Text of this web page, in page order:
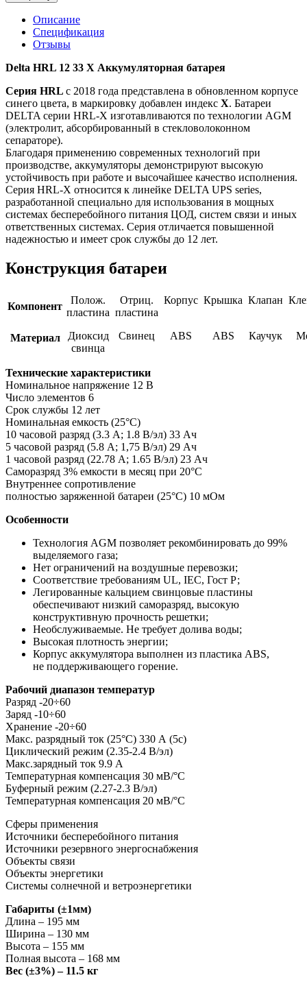
Описание
Спецификация
Отзывы
Delta HRL 12 33 X Аккумуляторная батарея
Серия HRL с 2018 года представлена в обновленном корпусе
синего цвета, в маркировку добавлен индекс X. Батареи
DELTA серии HRL-X изготавливаются по технологии AGM
(электролит, абсорбированный в стекловолоконном
сепараторе).
Благодаря применению современных технологий при
производстве, аккумуляторы демонстрируют высокую
устойчивость при работе и высочайшее качество исполнения.
Серия HRL-X относится к линейке DELTA UPS series,
разработанной специально для использования в мощных
системах бесперебойного питания ЦОД, систем связи и иных
ответственных системах. Серия отличается повышенной
надежностью и имеет срок службы до 12 лет.
Конструкция батареи
Компонент
Полож.
пластина
Отриц.
пластина
Корпус Крышка Клапан
Материал
Диоксид
свинца
Свинец ABS ABS Каучук
Технические характеристики
Номинальное напряжение 12 В
Число элементов 6
Срок службы 12 лет
Номинальная емкость (25°С)
10 часовой разряд (3.3 А; 1.8 В/эл) 33 Ач
5 часовой разряд (5.8 А; 1,75 В/эл) 29 Ач
1 часовой разряд (22.78 А; 1.65 В/эл) 23 Ач
Саморазряд 3% емкости в месяц при 20°С
Внутреннее сопротивление
полностью заряженной батареи (25°С) 10 мОм
Особенности
Технология AGM позволяет рекомбинировать до 99%
выделяемого газа;
Нет ограничений на воздушные перевозки;
Соответствие требованиям UL, IEC, Гост Р;
Легированные кальцием свинцовые пластины
обеспечивают низкий саморазряд, высокую
конструктивную прочность решетки;
Необслуживаемые. Не требует долива воды;
Высокая плотность энергии;
Корпус аккумулятора выполнен из пластика ABS,
не поддерживающего горение.
Рабочий диапазон температур
Разряд -20÷60
Заряд -10÷60
Хранение -20÷60
Макс. разрядный ток (25°С) 330 А (5с)
Циклический режим (2.35-2.4 В/эл)
Макс.зарядный ток 9.9 А
Температурная компенсация 30 мВ/°С
Буферный режим (2.27-2.3 В/эл)
Температурная компенсация 20 мВ/°С
Cферы применения
Источники бесперебойного питания
Источники резервного энергоснабжения
Объекты связи
Объекты энергетики
Системы солнечной и ветроэнергетики
Габариты (±1мм)
Длина – 195 мм
Ширина – 130 мм
Высота – 155 мм
Полная высота – 168 мм
Вес (±3%) – 11.5 кг